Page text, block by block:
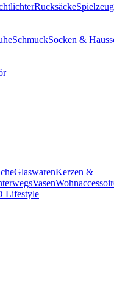
Rucksäcke
SchmuckSocken &
GlaswarenKerzen &
Vasen